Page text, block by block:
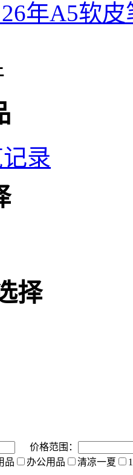
26年A5软
录
择
价格范围：
品 办公用品 清凉一夏